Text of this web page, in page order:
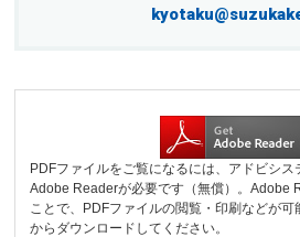
PDFファイルをご覧になるには、アドビシ
Adobe Readerが必要です（無償）。Adobe
ことで、PDFファイルの閲覧・印刷などが
からダウンロードしてください。